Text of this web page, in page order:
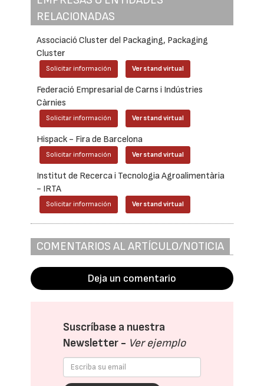
RELACIONADAS
Associació Cluster del Packaging, Packaging
Cluster
Solicitar información Ver stand virtual
Federació Empresarial de Carns i Indústries
Càrnies
Solicitar información Ver stand virtual
Hispack - Fira de Barcelona
Solicitar información Ver stand virtual
Institut de Recerca i Tecnologia Agroalimentària
- IRTA
Solicitar información Ver stand virtual
COMENTARIOS AL ARTÍCULO/NOTICIA
Deja un comentario
Suscríbase a nuestra
Newsletter - Ver ejemplo